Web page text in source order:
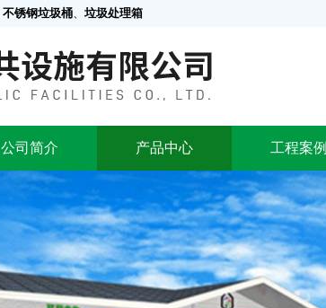
不锈钢垃圾桶、垃圾处理箱
公司简介 产品中心 工程案例